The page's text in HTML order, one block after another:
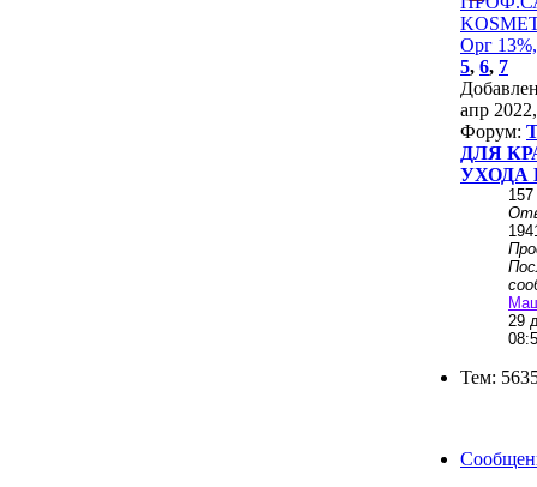
Орг
5, 6, 7
апр
Форум:
ДЛЯ
УХОДА
157
29
Тем: